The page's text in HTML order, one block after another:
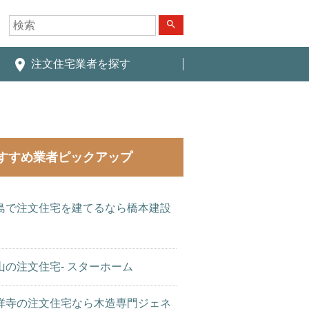
search
place 注文住宅業者を探す
すめ業者ピックアップ
で注文住宅を建てるなら橋本建設
の注文住宅- スターホーム
寺の注文住宅なら木造専門ジェネ